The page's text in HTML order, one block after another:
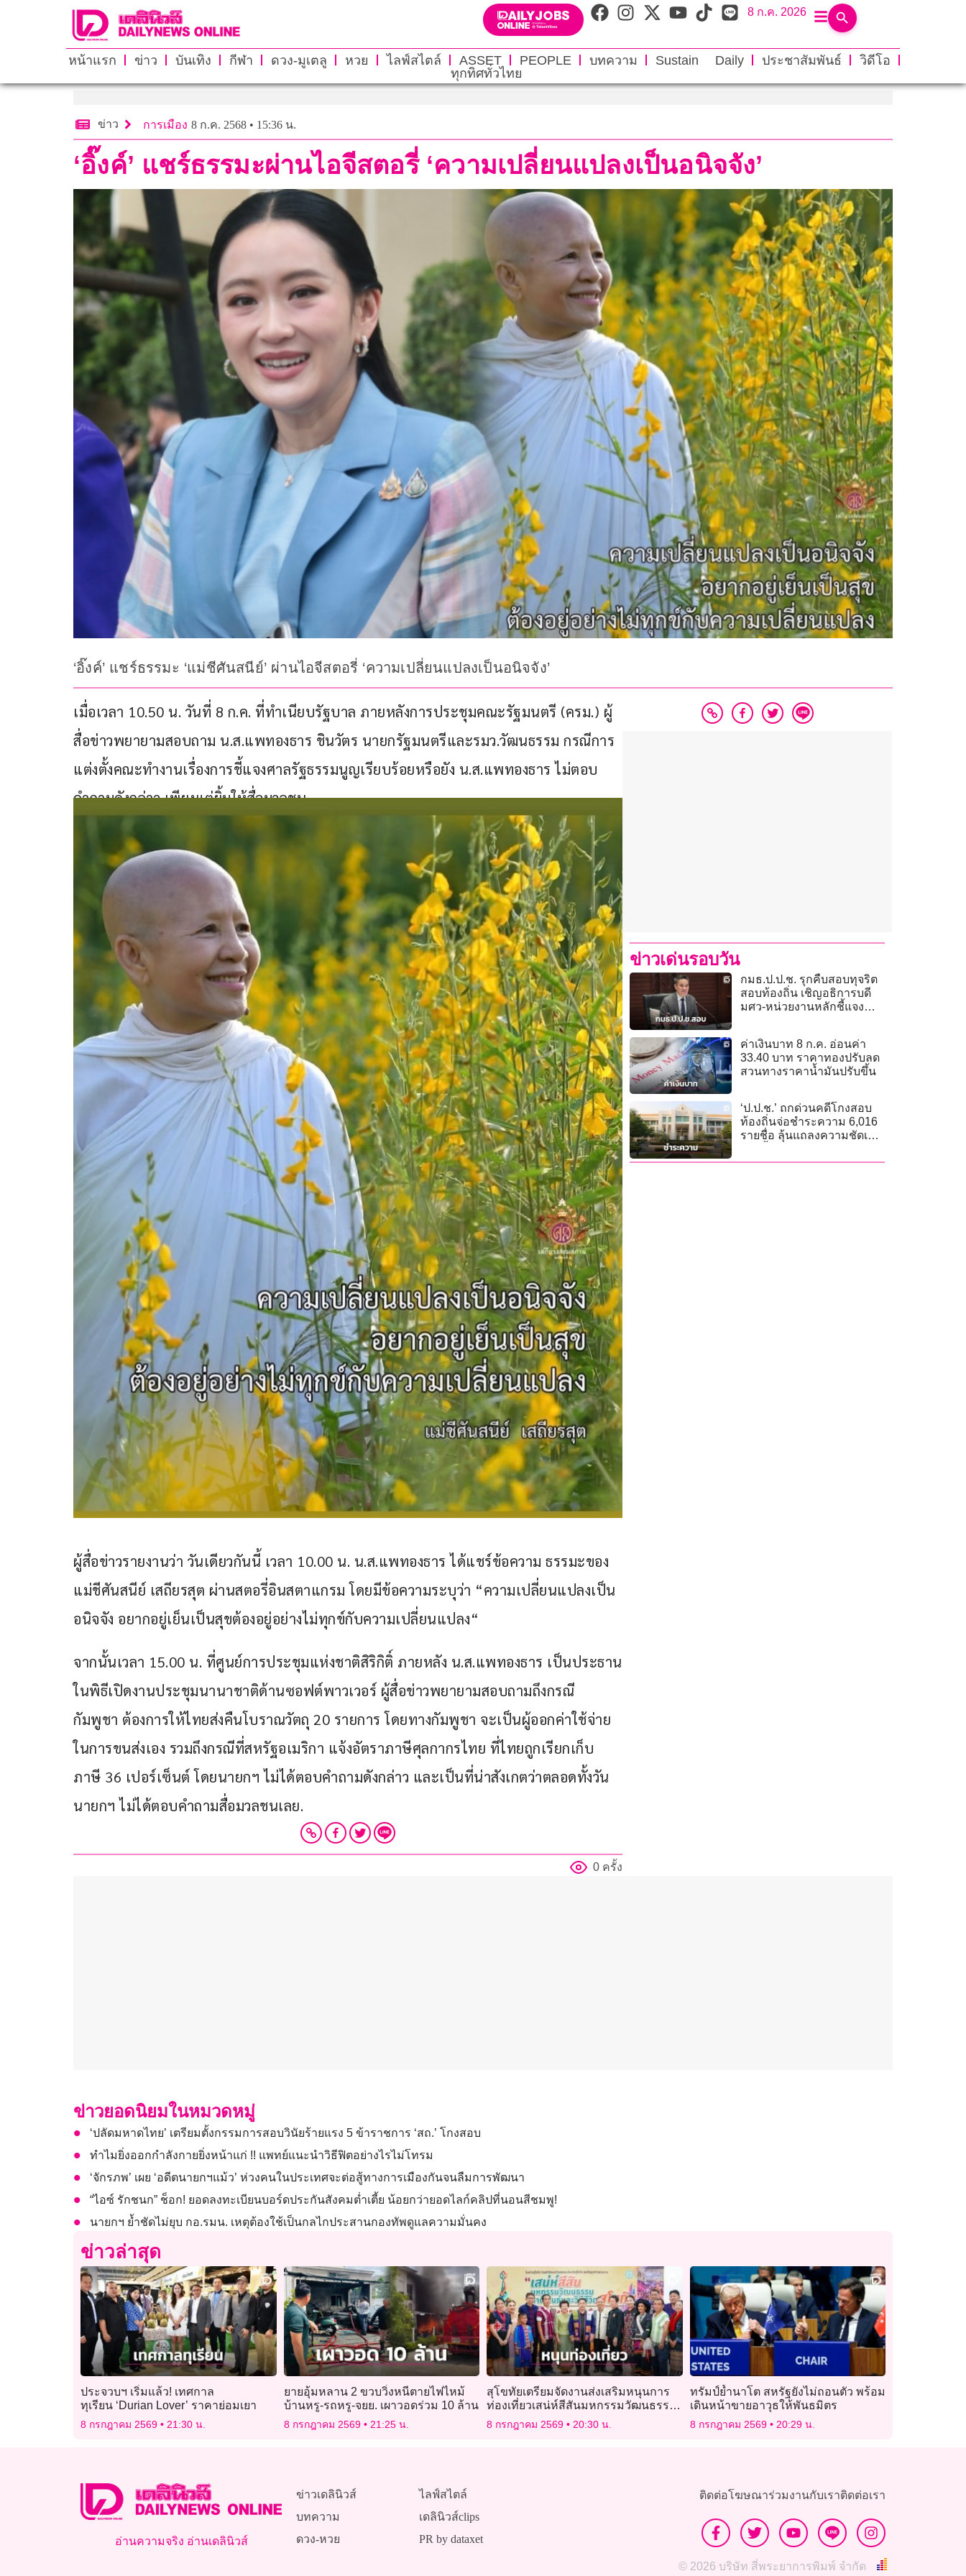
8 ก.ค. 2026
หน้าแรก ข่าว บันเทิง กีฬา ดวง-มูเตลู หวย ไลฟ์สไตล์ ASSET PEOPLE บทความ Sustain Daily ประชาสัมพันธ์
วิดีโอ
ทุกทิศทั่วไทย
ข่าว การเมือง 8 ก.ค. 2568 • 15:36 น.
‘อิ๊งค์’ แชร์ธรรมะผ่านไอจีสตอรี่ ‘ความเปลี่ยนแปลงเป็นอนิจจัง’
‘อิ๊งค์’ แชร์ธรรมะ ‘แม่ชีศันสนีย์’ ผ่านไอจีสตอรี่ ‘ความเปลี่ยนแปลงเป็นอนิจจัง’
เมื่อเวลา 10.50 น. วันที่ 8 ก.ค. ที่ทำเนียบรัฐบาล ภายหลังการประชุมคณะรัฐมนตรี (ครม.) ผู้
สื่อข่าวพยายามสอบถาม น.ส.แพทองธาร ชินวัตร นายกรัฐมนตรีและรมว.วัฒนธรรม กรณีการ
แต่งตั้งคณะทำงานเรื่องการชี้แจงศาลรัฐธรรมนูญเรียบร้อยหรือยัง น.ส.แพทองธาร ไม่ตอบ
คำถามดังกล่าว เพียงแต่ยิ้มให้สื่อมวลชน
ผู้สื่อข่าวรายงานว่า วันเดียวกันนี้ เวลา 10.00 น. น.ส.แพทองธาร ได้แชร์ข้อความ ธรรมะของ
แม่ชีศันสนีย์ เสถียรสุต ผ่านสตอรี่อินสตาแกรม โดยมีข้อความระบุว่า “ความเปลี่ยนแปลงเป็น
อนิจจัง อยากอยู่เย็นเป็นสุขต้องอยู่อย่างไม่ทุกข์กับความเปลี่ยนแปลง“
จากนั้นเวลา 15.00 น. ที่ศูนย์การประชุมแห่งชาติสิริกิติ์ ภายหลัง น.ส.แพทองธาร เป็นประธาน
ในพิธีเปิดงานประชุมนานาชาติด้านซอฟต์พาวเวอร์ ผู้สื่อข่าวพยายามสอบถามถึงกรณี
กัมพูชา ต้องการให้ไทยส่งคืนโบราณวัตถุ 20 รายการ โดยทางกัมพูชา จะเป็นผู้ออกค่าใช้จ่าย
ในการขนส่งเอง รวมถึงกรณีที่สหรัฐอเมริกา แจ้งอัตราภาษีศุลกากรไทย ที่ไทยถูกเรียกเก็บ
ภาษี 36 เปอร์เซ็นต์ โดยนายกฯ ไม่ได้ตอบคำถามดังกล่าว และเป็นที่น่าสังเกตว่าตลอดทั้งวัน
นายกฯ ไม่ได้ตอบคำถามสื่อมวลชนเลย.
0 ครั้ง
ข่าวเด่นรอบวัน
กมธ.ป.ป.ช. รุกคืบสอบทุจริต
สอบท้องถิ่น เชิญอธิการบดี
มศว-หน่วยงานหลักชี้แจง
ค่าเงินบาท 8 ก.ค. อ่อนค่า
33.40 บาท ราคาทองปรับลด
สวนทางราคาน้ำมันปรับขึ้น
‘ป.ป.ช.’ ถกด่วนคดีโกงสอบ
ท้องถิ่นจ่อชำระความ 6,016
รายชื่อ ลุ้นแถลงความชัดเจน
ข่าวยอดนิยมในหมวดหมู่
‘ปลัดมหาดไทย’ เตรียมตั้งกรรมการสอบวินัยร้ายแรง 5 ข้าราชการ ‘สถ.’ โกงสอบ
ทำไมยิ่งออกกำลังกายยิ่งหน้าแก่ !! แพทย์แนะนำวิธีฟิตอย่างไรไม่โทรม
‘จักรภพ’ เผย ‘อดีตนายกฯแม้ว’ ห่วงคนในประเทศจะต่อสู้ทางการเมืองกันจนลืมการพัฒนา
“ไอซ์ รักชนก” ช็อก! ยอดลงทะเบียนบอร์ดประกันสังคมต่ำเตี้ย น้อยกว่ายอดไลก์คลิปที่นอนสีชมพู!
นายกฯ ย้ำชัดไม่ยุบ กอ.รมน. เหตุต้องใช้เป็นกลไกประสานกองทัพดูแลความมั่นคง
ข่าวล่าสุด
ประจวบฯ เริ่มแล้ว! เทศกาล
ทุเรียน ‘Durian Lover’ ราคาย่อมเยา
8 กรกฎาคม 2569 21:30 น.
ยายอุ้มหลาน 2 ขวบวิ่งหนีตายไฟไหม้
บ้านหรู-รถหรู-จยย. เผาวอดร่วม 10 ล้าน
8 กรกฎาคม 2569 21:25 น.
สุโขทัยเตรียมจัดงานส่งเสริมหนุนการ
ท่องเที่ยวเสน่ห์สีสันมหกรรมวัฒนธรรม
ชาติพันธุ์
8 กรกฎาคม 2569 20:30 น.
ทรัมป์ย้ำนาโต สหรัฐยังไม่ถอนตัว พร้อม
เดินหน้าขายอาวุธให้พันธมิตร
8 กรกฎาคม 2569 20:29 น.
อ่านความจริง อ่านเดลินิวส์
ข่าวเดลินิวส์
บทความ
ดวง-หวย
ไลฟ์สไตล์
เดลินิวส์clips
PR by dataxet
ติดต่อโฆษณาร่วมงานกับเราติดต่อเรา
© 2026 บริษัท สี่พระยาการพิมพ์ จำกัด